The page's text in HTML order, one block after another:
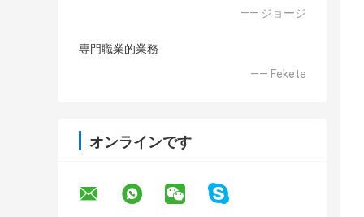
—— ジョージ
専門職業的業務
—— Fekete
オンラインです